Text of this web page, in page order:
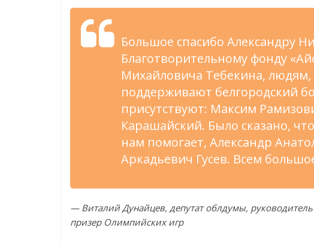
Большое спасибо Александру
Благотворительному фонду
Михайловича Тебекина,
поддерживают белгородский
присутствуют: Максим
Карашайский. Было сказано,
нам помогает, Александр
Аркадьевич Гусев. Всем
— Виталий Дунайцев, депутат облдумы,
призер Олимпийских игр